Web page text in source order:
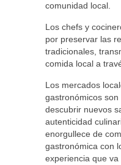
comunidad local.
Los chefs y
por preservar las
tradicionales,
comida local a
Los mercados
gastronómicos
descubrir nuevos
autenticidad
enorgullece de
gastronómica con
experiencia que